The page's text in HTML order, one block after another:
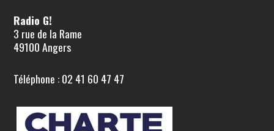
Radio G!
3 rue de la Rame
49100 Angers
Téléphone : 02 41 60 47 47